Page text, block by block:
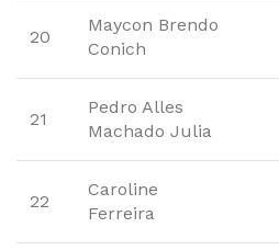
20
Maycon Brendo
Conich
21
Pedro Alles
Machado Julia
22
Caroline
Ferreira